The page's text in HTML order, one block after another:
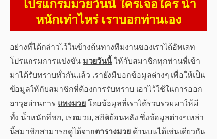
โปรแกรมมวยวันนี้ ใครเจอใคร น้ำ
หนักเท่าไหร่ เราบอกท่านเอง
อย่างที่ได้กล่าวไว้ในข้างต้นทางทีมงานของเราได้อัพเดท
โปรแกรมการแข่งขันมวยวันนี้ให้กับสมาชิกทุกท่านที่เข้า
มาได้รับทราบทั่วกันแล้ว เรายังมีบอกข้อมูลต่างๆ เพื่อให้เป็น
ข้อมูลให้กับสมาชิกที่ต้องการรับทราบ เอาไว้ใช้ในการออก
อาวุธผ่านการแทงมวยโดยข้อมูลที่เราได้รวบรวมมาให้มี
ทั้งน้ำหนักที่ชก,เรตมวย, สถิติย้อนหลัง ซึ่งข้อมูลต่างๆเหล่า
นี้สมาชิกสามารถดูได้จากตารางมวยด้านบนได้เช่นเดียวกัน